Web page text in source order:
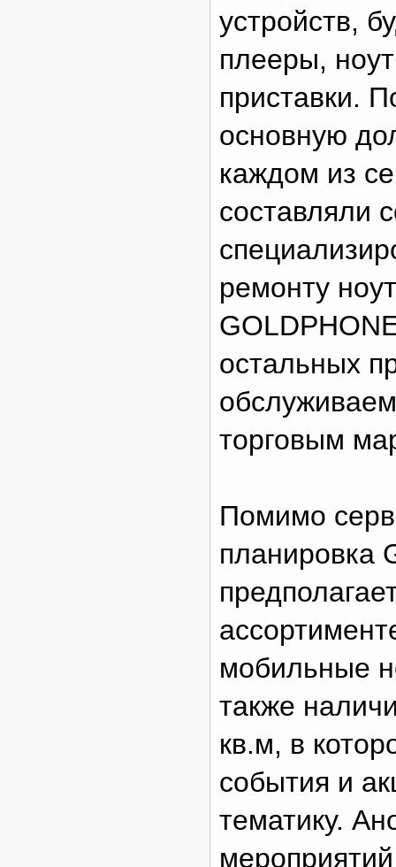
устройств,
плееры,
приставки.
основную
каждом из
составляли
ремонту
остальных
торговым
Помимо
планировка
мобильные
также
кв.м, в
события и
тематику.